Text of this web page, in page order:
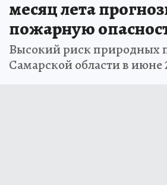
месяц лета
пожарную
Высокий риск природных
Самарской области в июне